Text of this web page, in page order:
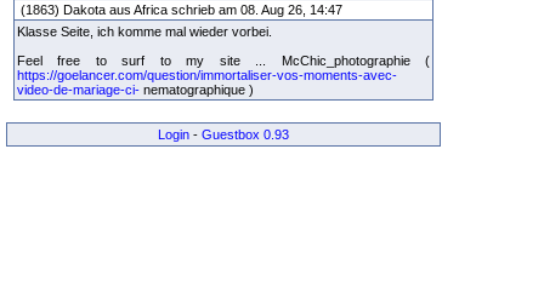
(1863) Dakota aus Africa schrieb am 08. Aug 26, 14:47
Klasse Seite, ich komme mal wieder vorbei.
Feel free to surf to my site ... McChic_photographie (
https://goelancer.com/question/immortaliser-vos-moments-avec-
video-de-mariage-ci- nematographique )
Login - Guestbox 0.93